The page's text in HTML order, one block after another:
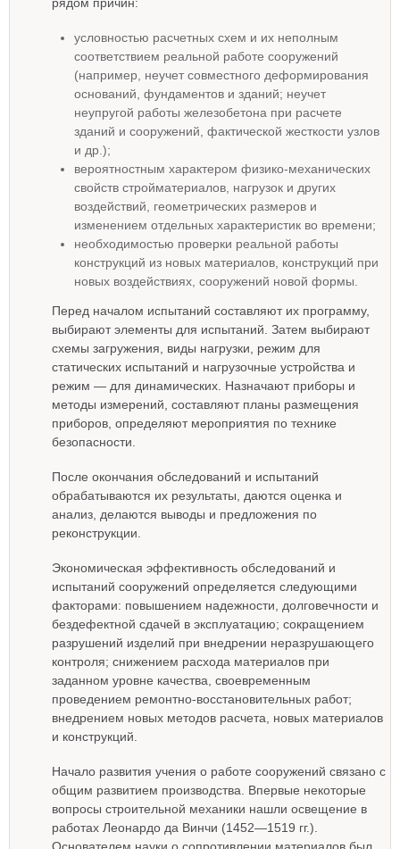
условностью расчетных схем и их неполным
соответствием реальной работе сооружений
(например, неучет совместного деформирования
оснований, фундаментов и зданий; неучет
неупругой работы железобетона при расчете
зданий и сооружений, фактической жесткости узлов
и др.);
вероятностным характером физико-механических
свойств стройматериалов, нагрузок и других
воздействий, геометрических размеров и
изменением отдельных характеристик во времени;
необходимостью проверки реальной работы
конструкций из новых материалов, конструкций при
новых воздействиях, сооружений новой формы.
Перед началом испытаний составляют их программу,
выбирают элементы для испытаний. Затем выбирают
схемы загружения, виды нагрузки, режим для
статических испытаний и нагрузочные устройства и
режим — для динамических. Назначают приборы и
методы измерений, составляют планы размещения
приборов, определяют мероприятия по технике
безопасности.
После окончания обследований и испытаний
обрабатываются их результаты, даются оценка и
анализ, делаются выводы и предложения по
реконструкции.
Экономическая эффективность обследований и
испытаний сооружений определяется следующими
факторами: повышением надежности, долговечности и
бездефектной сдачей в эксплуатацию; сокращением
разрушений изделий при внедрении неразрушающего
контроля; снижением расхода материалов при
заданном уровне качества, своевременным
проведением ремонтно-восстановительных работ;
внедрением новых методов расчета, новых материалов
и конструкций.
Начало развития учения о работе сооружений связано с
общим развитием производства. Впервые некоторые
вопросы строительной механики нашли освещение в
работах Леонардо да Винчи (1452—1519 гг.).